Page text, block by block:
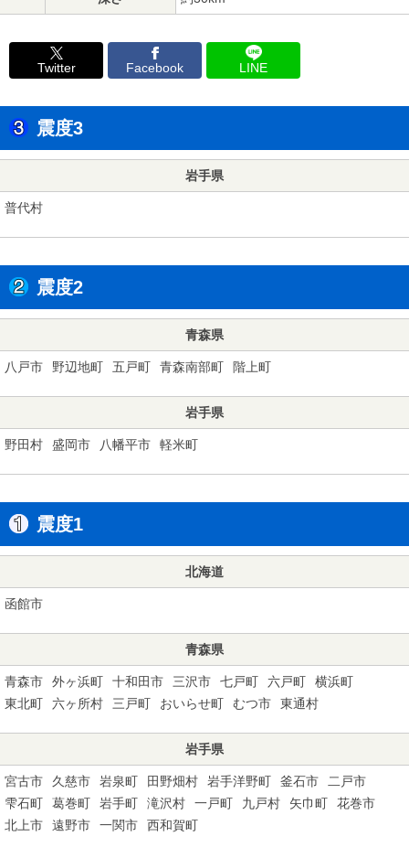
Twitter Facebook LINE
震度3
岩手県
普代村
震度2
青森県
八戸市 野辺地町 五戸町 青森南部町 階上町
岩手県
野田村 盛岡市 八幡平市 軽米町
震度1
北海道
函館市
青森県
青森市 外ヶ浜町 十和田市 三沢市 七戸町 六戸町
横浜町
東北町
六ヶ所村 三戸町 おいらせ町 むつ市 東通村
岩手県
宮古市 久慈市 岩泉町 田野畑村 岩手洋野町 釜石市
二戸市
雫石町
葛巻町 岩手町 滝沢村 一戸町 九戸村 矢巾町
花巻市
北上市
遠野市 一関市 西和賀町